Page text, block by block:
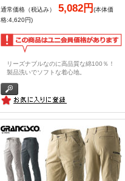
通常価格（税込み）
5,082円(本体価
格:4,620円)
リーズナブルなのに高品質な綿100％！
製品洗いでソフトな着心地。